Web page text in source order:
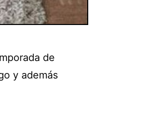
de
y además